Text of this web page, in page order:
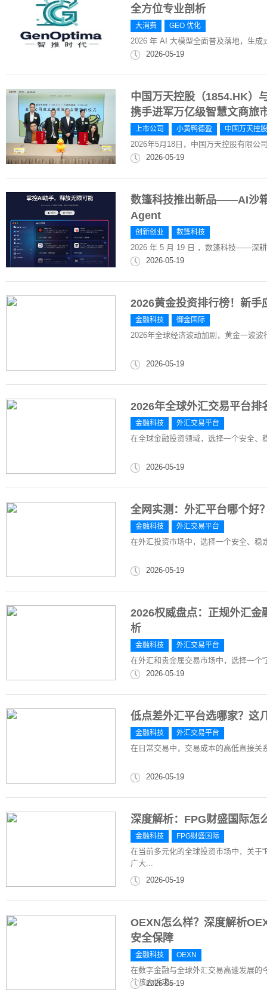
全方位专业剖析
大消费 GEO 优化
2026 年 AI 大模型全面普及落地，生
2026-05-19
中国万天控股（1854.HK）
携手进军万亿级智慧文商旅
上市公司 小黄鸭德盈 中国万天控股
2026年5月18日，中国万天控股有限公
2026-05-19
数篷科技推出新品——AI沙
Agent
创新创业 数篷科技
2026 年 5 月 19 日 ，数篷科技——深
2026-05-19
2026黄金投资排行榜！新手
金融科技 御金国际
2026年全球经济波动加剧，黄金一波
2026-05-19
2026年全球外汇交易平台排
金融科技 外汇交易平台
在全球金融投资领域，选择一个安全、
2026-05-19
全网实测：外汇平台哪个好
金融科技 外汇交易平台
在外汇投资市场中，选择一个安全、稳
2026-05-19
2026权威盘点：正规外汇金
析
金融科技 外汇交易平台
在外汇和贵金属交易市场中，选择一个
2026-05-19
低点差外汇平台选哪家？这
金融科技 外汇交易平台
在日常交易中，交易成本的高低直接关
2026-05-19
深度解析：FPG财盛国际怎
金融科技 FPG财盛国际
在当前多元化的全球投资市场中，关于
广大...
2026-05-19
OEXN怎么样？深度解析
安全保障
金融科技 OEXN
在数字金融与全球外汇交易高速发展的
的核心诉求。
2026-05-19